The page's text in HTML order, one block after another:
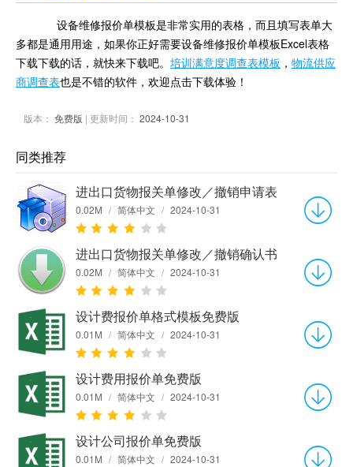
设备维修报价单模板是非常实用的表格，而且填写表单大
多都是通用用途，如果你正好需要设备维修报价单模板Excel表格
下载下载的话，就快来下载吧。 培训满意度调查表模板 ， 物流供应
商调查表也是不错的软件，欢迎点击下载体验！
版本： 免费版 | 更新时间： 2024-10-31
同类推荐
进出口货物报关单修改／撤销申请表
0.02M / 简体中文 / 2024-10-31
进出口货物报关单修改／撤销确认书
0.02M / 简体中文 / 2024-10-31
设计费报价单格式模板免费版
0.01M / 简体中文 / 2024-10-31
设计费用报价单免费版
0.01M / 简体中文 / 2024-10-31
设计公司报价单免费版
0.01M / 简体中文 / 2024-10-31